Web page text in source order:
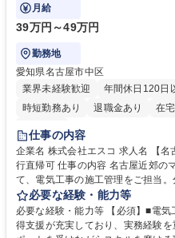
管理員や居住者様との折衝を担います。特化
月給
39万円～49万円
勤務地
愛知県名古屋市中区
業界未経験歓迎
年間休日120日
時短勤務あり
退職金あり 在
服装自由
仕事の内容
企業名 株式会社エスコ 求人名 【名古屋/電気工事施工管理】年休128日/直
行直帰可 仕事の内容 名古屋近郊のマンション改修工事を展開する当社に
て、電気工事の施工管理をご担当
工程・品質・安全の管理、協力会
折衝を担います。特化 型ゆえの効率的な工法により、無理のない工期で質
の高い施工管理を実現できます《
必要な経験・能力等
必要な経験・能力等 【必須】■電
得支援が充実しており、実務経験